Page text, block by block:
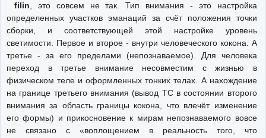
filin , это совсем не так. Тип внимания - это настройка
определенных участков эманаций за счёт положения точки
сборки, и соответствующей этой настройке уровень
светимости. Первое и второе - внутри человеческого кокона. А
третье - за его пределами (непознаваемое). Для человека
переход в третье внимание несовместим с жизнью в
физическом теле и оформленных тонких телах. А нахождение
на границе третьего внимания (вывод ТС в состоянии второго
внимания за область границы кокона, что влечёт изменение
его формы) и прикосновение к мирам непознаваемого вовсе
не связано с «воплощением в реальность того, что